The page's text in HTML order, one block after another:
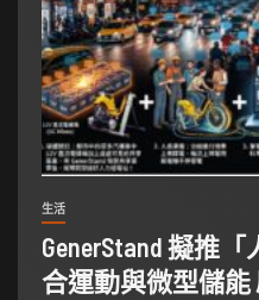
生活
GenerStand 擬推
合運動與微型儲